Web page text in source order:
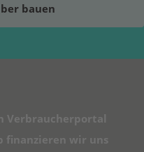
bauen
Verbraucherportal
finanzieren wir uns